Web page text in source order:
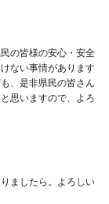
の皆様の安心・安全
ない事情があります
、是非県民の皆さん
思いますので、よろ
ましたら。よろしい